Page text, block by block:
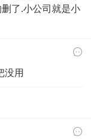
了.小公司就是小
没用